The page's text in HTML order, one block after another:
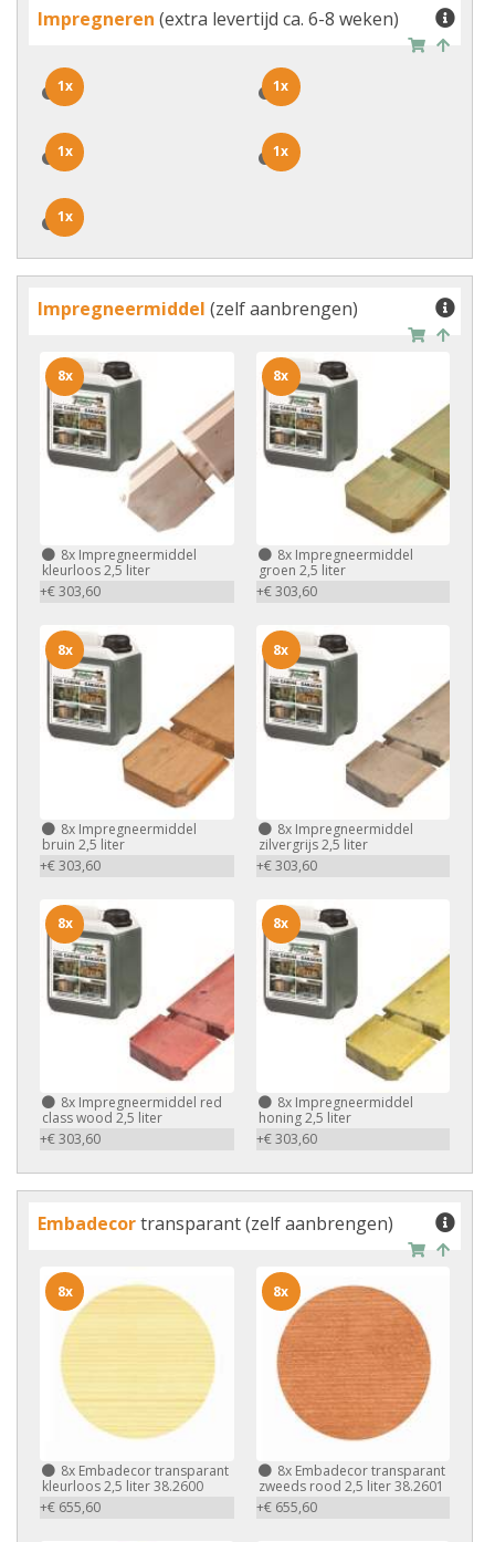
Impregneren (extra levertijd ca. 6-8 weken)
1x
1x 1x
1x
1x
1x 1x
1x
1x
1x
Impregneermiddel (zelf aanbrengen)
8x Impregneermiddel
kleurloos 2,5 liter
+€ 303,60
8x
8xImpregneermiddel
groen 2,5 liter
+€ 303,60
8x
8x Impregneermiddel
bruin 2,5 liter
+€ 303,60
8x
8xImpregneermiddel
zilvergrijs 2,5 liter
+€ 303,60
8x
8x Impregneermiddel red
class wood 2,5 liter
+€ 303,60
8x
8xImpregneermiddel
honing 2,5 liter
+€ 303,60
8x
Embadecortransparant (zelf aanbrengen)
8x Embadecor transparant
kleurloos 2,5 liter 38.2600
+€ 655,60
8x
8xEmbadecor transparant
zweeds rood 2,5 liter 38.2601
+€ 655,60
8x